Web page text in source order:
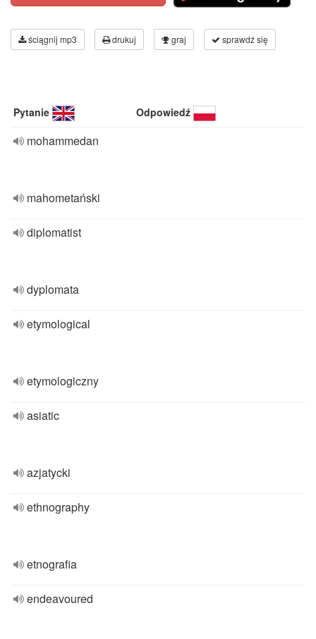
ściągnij mp3 drukuj graj sprawdź się
Pytanie Odpowiedź
mohammedan
mahometański
diplomatist
dyplomata
etymological
etymologiczny
asiatic
azjatycki
ethnography
etnografia
endeavoured